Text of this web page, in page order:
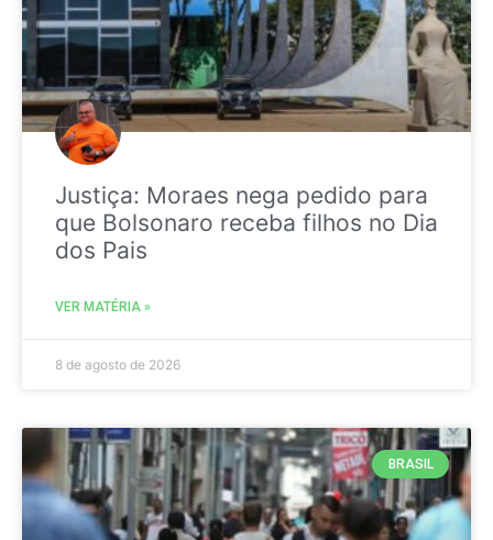
Justiça: Moraes nega pedido para
que Bolsonaro receba filhos no Dia
dos Pais
VER MATÉRIA »
8 de agosto de 2026
BRASIL